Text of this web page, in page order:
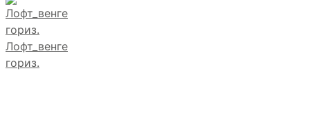
Лофт_венге
гориз.